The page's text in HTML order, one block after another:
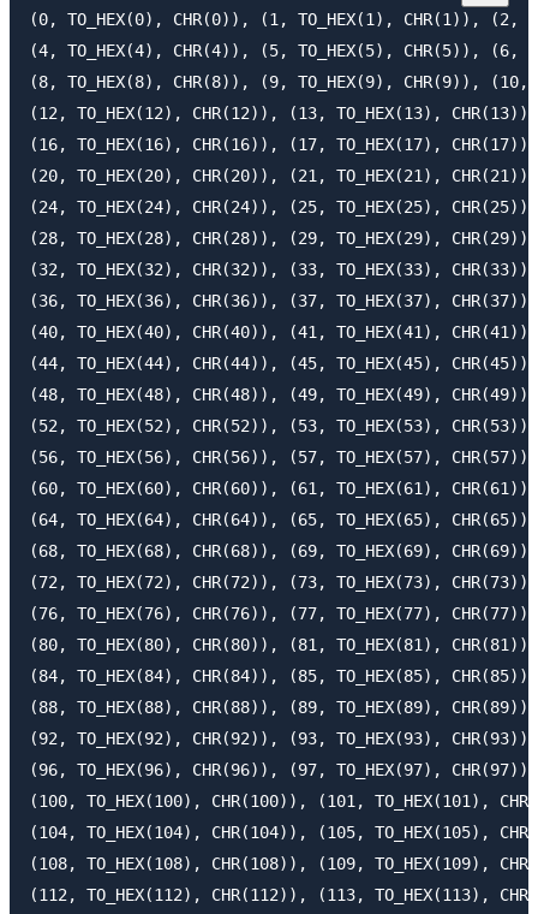
(0, TO_HEX(0), CHR(0)), (1, TO_HEX(1), CHR(1)), (2,
(4, TO_HEX(4), CHR(4)), (5, TO_HEX(5), CHR(5)), (6,
(8, TO_HEX(8), CHR(8)), (9, TO_HEX(9), CHR(9)), (10,
(12, TO_HEX(12), CHR(12)), (13, TO_HEX(13),
(16, TO_HEX(16), CHR(16)), (17, TO_HEX(17),
(20, TO_HEX(20), CHR(20)), (21, TO_HEX(21),
(24, TO_HEX(24), CHR(24)), (25, TO_HEX(25),
(28, TO_HEX(28), CHR(28)), (29, TO_HEX(29),
(32, TO_HEX(32), CHR(32)), (33, TO_HEX(33),
(36, TO_HEX(36), CHR(36)), (37, TO_HEX(37),
(40, TO_HEX(40), CHR(40)), (41, TO_HEX(41),
(44, TO_HEX(44), CHR(44)), (45, TO_HEX(45),
(48, TO_HEX(48), CHR(48)), (49, TO_HEX(49),
(52, TO_HEX(52), CHR(52)), (53, TO_HEX(53),
(56, TO_HEX(56), CHR(56)), (57, TO_HEX(57),
(60, TO_HEX(60), CHR(60)), (61, TO_HEX(61),
(64, TO_HEX(64), CHR(64)), (65, TO_HEX(65),
(68, TO_HEX(68), CHR(68)), (69, TO_HEX(69),
(72, TO_HEX(72), CHR(72)), (73, TO_HEX(73),
(76, TO_HEX(76), CHR(76)), (77, TO_HEX(77),
(80, TO_HEX(80), CHR(80)), (81, TO_HEX(81),
(84, TO_HEX(84), CHR(84)), (85, TO_HEX(85),
(88, TO_HEX(88), CHR(88)), (89, TO_HEX(89),
(92, TO_HEX(92), CHR(92)), (93, TO_HEX(93),
(96, TO_HEX(96), CHR(96)), (97, TO_HEX(97),
(100, TO_HEX(100), CHR(100)), (101, TO_HEX(101),
(104, TO_HEX(104), CHR(104)), (105, TO_HEX(105),
(108, TO_HEX(108), CHR(108)), (109, TO_HEX(109),
(112, TO_HEX(112), CHR(112)), (113, TO_HEX(113),